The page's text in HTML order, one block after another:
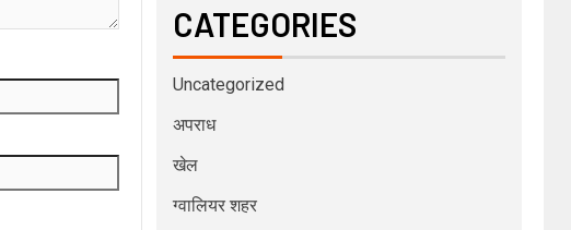
CATEGORIES
Uncategorized
अपराध
खेल
ग्वालियर शहर